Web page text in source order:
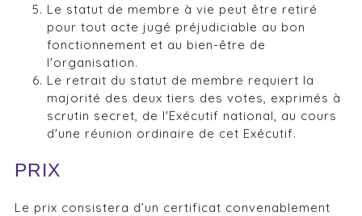
Le statut de membre à vie peut être retiré
pour tout acte jugé préjudiciable au bon
fonctionnement et au bien-être de
l'organisation.
Le retrait du statut de membre requiert la
majorité des deux tiers des votes, exprimés à
scrutin secret, de l'Exécutif national, au cours
d'une réunion ordinaire de cet Exécutif.
PRIX
Le prix consistera d’un certificat convenablement